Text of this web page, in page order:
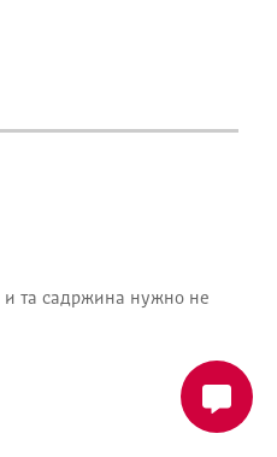
и та садржина нужно не